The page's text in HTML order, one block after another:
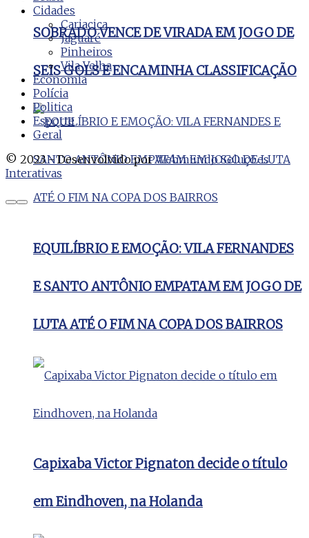
SOBRADO VENCE DE VIRADA EM JOGO DE
SEIS GOLS E ENCAMINHA CLASSIFICAÇÃO
EQUILÍBRIO E EMOÇÃO: VILA FERNANDES
E SANTO ANTÔNIO EMPATAM EM JOGO DE
LUTA ATÉ O FIM NA COPA DOS BAIRROS
Capixaba Victor Pignaton decide o título
em Eindhoven, na Holanda
Cidades
Cariacica
Jaguaré
Pinheiros
Vila Velha
Economia
Polícia
Politica
Esporte
Geral
© 2023 - Desenvolvido porWebmundo Soluções
Interativas